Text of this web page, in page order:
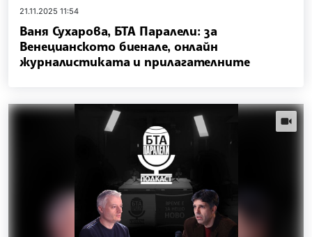
21.11.2025 11:54
Ваня Сухарова, БТА Паралели: за
Венецианското биенале, онлайн
журналистиката и прилагателните